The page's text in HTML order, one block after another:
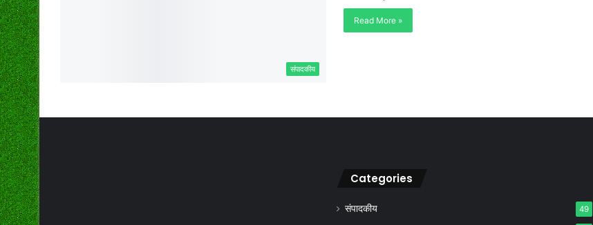
संपादकीय
Read More »
Categories
संपादकीय 49